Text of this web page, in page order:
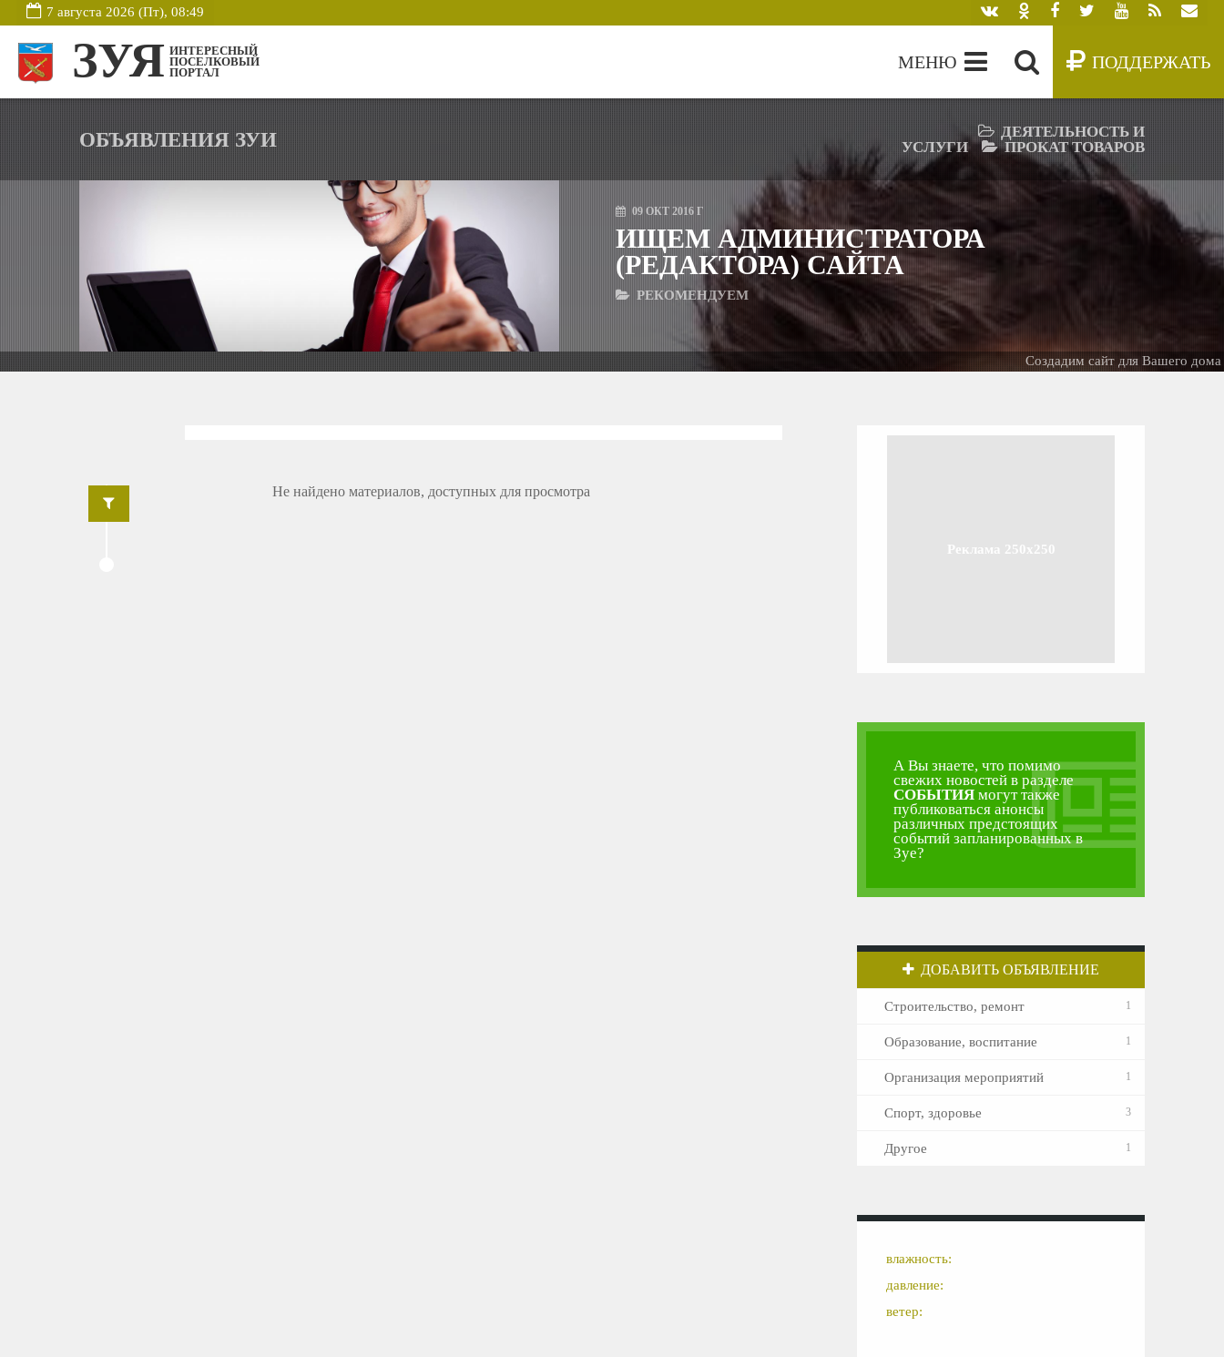
7 августа 2026 (Пт), 08:49
ЗУЯ ИНТЕРЕСНЫЙ
ПОСЕЛКОВЫЙ
ПОРТАЛ
ПОДДЕРЖАТЬ
МЕНЮ
ОБЪЯВЛЕНИЯ ЗУИ
ДЕЯТЕЛЬНОСТЬ И
УСЛУГИ
ПРОКАТ ТОВАРОВ
09 ОКТ 2016 Г
ИЩЕМ АДМИНИСТРАТОРА
(РЕДАКТОРА) САЙТА
РЕКОМЕНДУЕМ
Создадим сайт для Вашего дома -
Не найдено материалов, доступных для просмотра
Реклама 250x250
А Вы знаете, что помимо
свежих новостей в разделе
СОБЫТИЯ могут также
публиковаться анонсы
различных предстоящих
событий запланированных в
Зуе?
ДОБАВИТЬ ОБЪЯВЛЕНИЕ
Строительство, ремонт 1
Образование, воспитание 1
Организация мероприятий 1
Спорт, здоровье 3
Другое 1
влажность:
давление:
ветер: